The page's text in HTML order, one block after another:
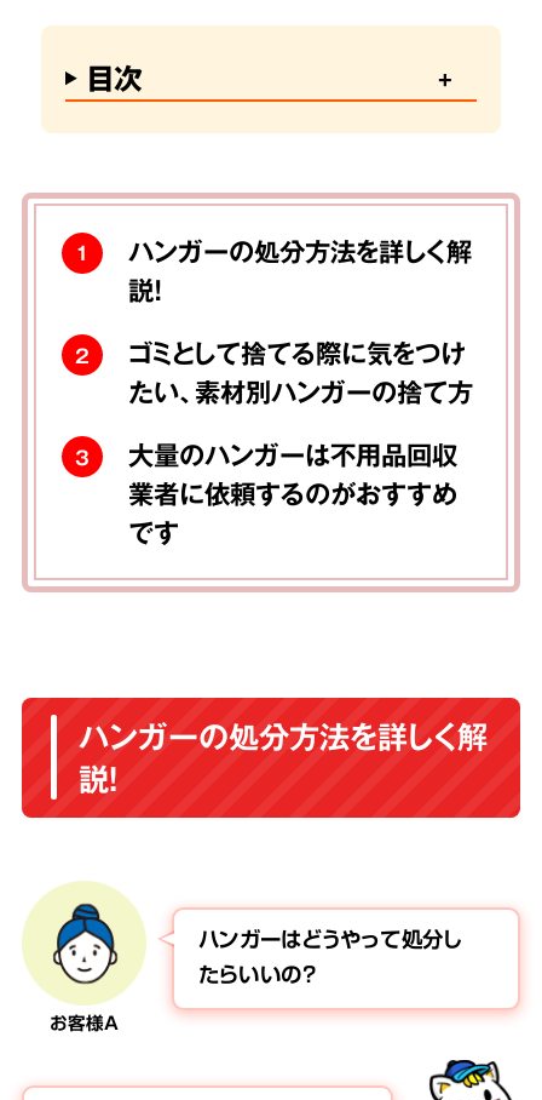
目次
1
ハンガーの処分方法を詳しく解
説！
2
ゴミとして捨てる際に気をつけ
たい、素材別ハンガーの捨て方
3
大量のハンガーは不用品回収
業者に依頼するのがおすすめ
です
ハンガーの処分方法を詳しく解
説！
お客様A
ハンガーはどうやって処分し
たらいいの？